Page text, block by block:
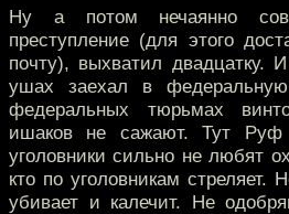
Ну а потом нечаянно
преступление (для этого
почту), выхватил двадцатку.
ушах заехал в
федеральных тюрьмах
ишаков не сажают. Тут Руф
уголовники сильно не любят
кто по уголовникам
убивает и калечит. Не